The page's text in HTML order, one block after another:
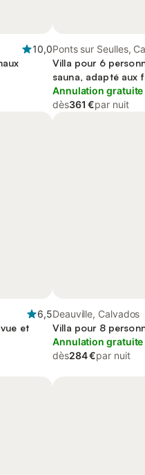
10,0Ponts sur Seulles,
Villa pour 6
sauna, adapté aux
Annulation gratuite
dès361 €par nuit
6,5
et
Deauville, Calvados
Villa pour 8
Annulation gratuite
dès284 €par nuit